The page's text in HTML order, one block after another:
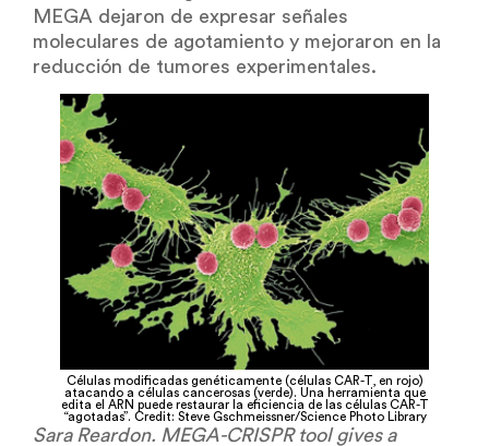
MEGA dejaron de expresar señales
moleculares de agotamiento y mejoraron en la
reducción de tumores experimentales.
Células modificadas genéticamente (células CAR-T, en rojo)
atacando a células cancerosas (verde). Una herramienta que
edita el ARN puede restaurar la eficiencia de las células CAR-T
“agotadas”. Credit: Steve Gschmeissner/Science Photo Library
Sara Reardon. MEGA-CRISPR tool gives a